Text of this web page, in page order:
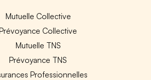
Mutuelle Collective
Collective
Mutuelle TNS
Prévoyance TNS
Professionnelles